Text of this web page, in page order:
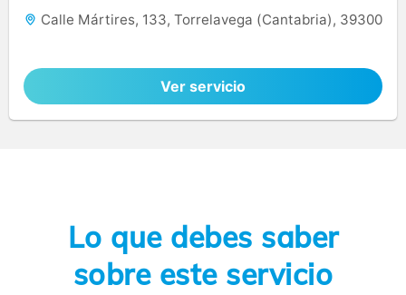
Calle Mártires, 133, Torrelavega (Cantabria), 39300
Ver servicio
Lo que debes saber
sobre este servicio